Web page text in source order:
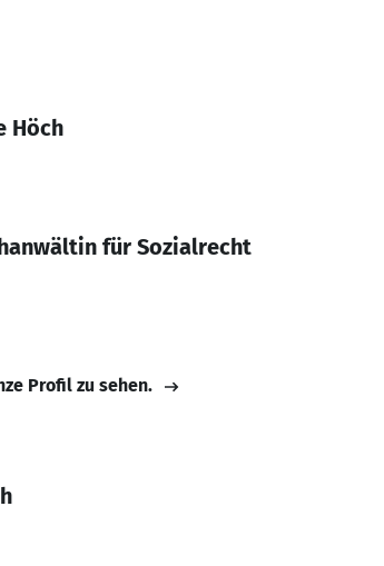
Höch
für Sozialrecht
Profil zu sehen.